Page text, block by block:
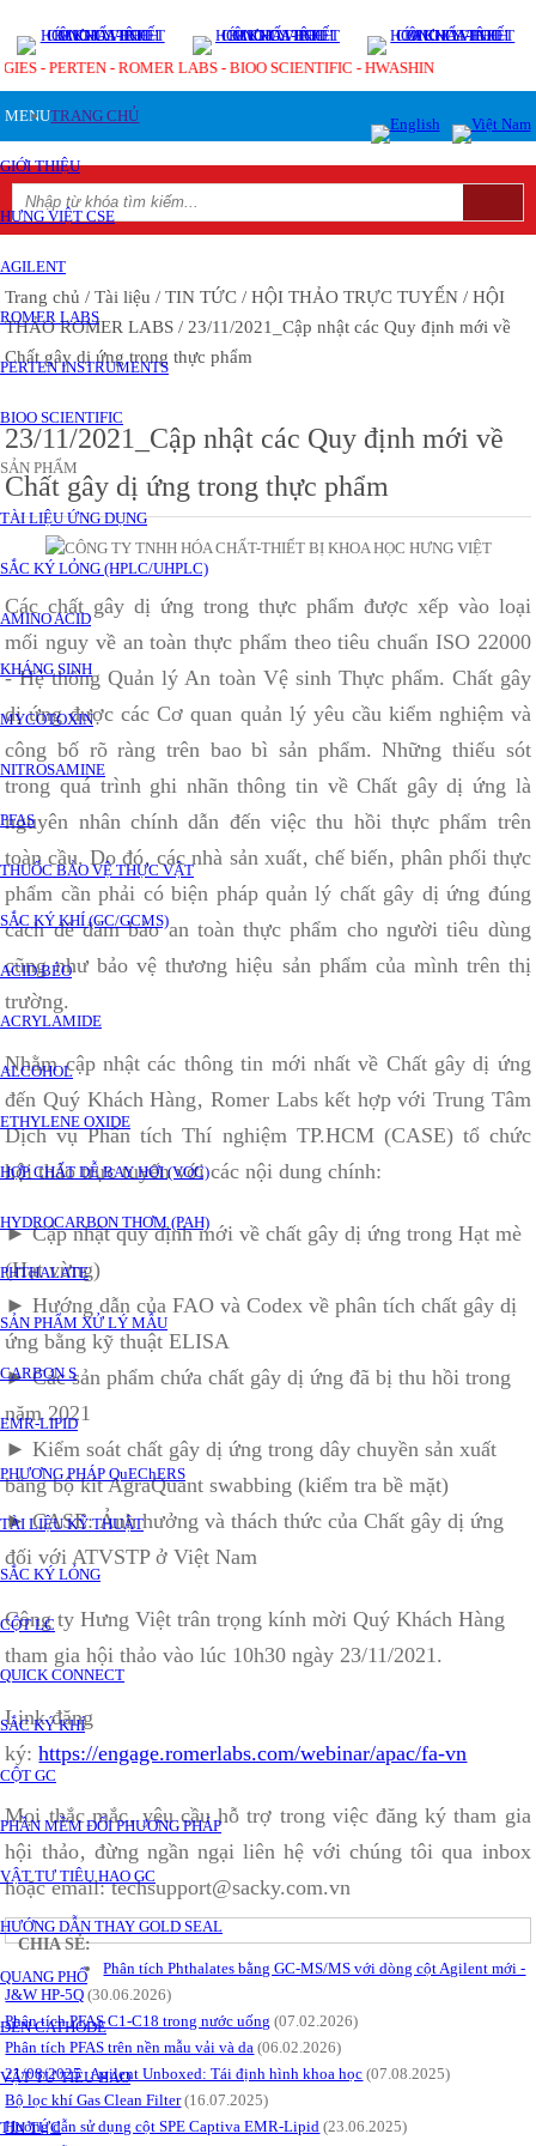
- PERTEN - ROMER LABS - BIOO SCIENTIFIC - HWASHIN
MENUTRANG CHỦ
GIỚI THIỆU
HƯNG VIỆT CSE
AGILENT
ROMER LABS
PERTEN INSTRUMENTS
BIOO SCIENTIFIC
SẢN PHẨM
TÀI LIỆU ỨNG DỤNG
SẮC KÝ LỎNG (HPLC/UHPLC)
AMINO ACID
KHÁNG SINH
MYCOTOXIN
NITROSAMINE
PFAS
THUỐC BẢO VỆ THỰC VẬT
SẮC KÝ KHÍ (GC/GCMS)
ACID BÉO
ACRYLAMIDE
ALCOHOL
ETHYLENE OXIDE
HỢP CHẤT DỄ BAY HƠI (VOC)
HYDROCARBON THƠM (PAH)
PHTHALATE
SẢN PHẨM XỬ LÝ MẪU
CARBON S
EMR-LIPID
PHƯƠNG PHÁP QuEChERS
TÀI LIỆU KỸ THUẬT
SẮC KÝ LỎNG
CỘT LC
QUICK CONNECT
SẮC KÝ KHÍ
CỘT GC
PHẦN MỀM ĐỔI PHƯƠNG PHÁP
VẬT TƯ TIÊU HAO GC
HƯỚNG DẪN THAY GOLD SEAL
QUANG PHỔ
ĐÈN CATHODE
VẬT TƯ TIÊU HAO
TIN TỨC
Trang chủ / Tài liệu / TIN TỨC / HỘI THẢO TRỰC TUYẾN / HỘI
THẢO ROMER LABS / 23/11/2021_Cập nhật các Quy định mới về
Chất gây dị ứng trong thực phẩm
23/11/2021_Cập nhật các Quy định mới về
Chất gây dị ứng trong thực phẩm
Các chất gây dị ứng trong thực phẩm được xếp vào loại
mối nguy về an toàn thực phẩm theo tiêu chuẩn ISO 22000
- Hệ thống Quản lý An toàn Vệ sinh Thực phẩm. Chất gây
dị ứng được các Cơ quan quản lý yêu cầu kiểm nghiệm và
công bố rõ ràng trên bao bì sản phẩm. Những thiếu sót
trong quá trình ghi nhãn thông tin về Chất gây dị ứng là
nguyên nhân chính dẫn đến việc thu hồi thực phẩm trên
toàn cầu. Do đó‚ các nhà sản xuất‚ chế biến‚ phân phối thực
phẩm cần phải có biện pháp quản lý chất gây dị ứng đúng
cách để đảm bảo an toàn thực phẩm cho người tiêu dùng
cũng như bảo vệ thương hiệu sản phẩm của mình trên thị
trường.
Nhằm cập nhật các thông tin mới nhất về Chất gây dị ứng
đến Quý Khách Hàng‚ Romer Labs kết hợp với Trung Tâm
Dịch vụ Phân tích Thí nghiệm TP.HCM (CASE) tổ chức
hội thảo trực tuyến với các nội dung chính:
► Cập nhật quy định mới về chất gây dị ứng trong Hạt mè
(Hạt vừng)
► Hướng dẫn của FAO và Codex về phân tích chất gây dị
ứng bằng kỹ thuật ELISA
► Các sản phẩm chứa chất gây dị ứng đã bị thu hồi trong
năm 2021
► Kiểm soát chất gây dị ứng trong dây chuyền sản xuất
bằng bộ kit AgraQuant swabbing (kiểm tra bề mặt)
► CASE:Ảnh hưởng và thách thức của Chất gây dị ứng
đối với ATVSTP ở Việt Nam
Công ty Hưng Việt trân trọng kính mời Quý Khách Hàng
tham gia hội thảo vào lúc 10h30 ngày 23/11/2021.
Link đăng
ký:https://engage.romerlabs.com/webinar/apac/fa-vn
Mọi thắc mắc‚ yêu cầu hỗ trợ trong việc đăng ký tham gia
hội thảo‚ đừng ngần ngại liên hệ với chúng tôi qua inbox
hoặc email: techsupport@sacky.com.vn
CHIA SẺ:
Phân tích Phthalates bằng GC-MS/MS với dòng cột Agilent mới -
J&W HP-5Q (30.06.2026)
Phân tích PFAS C1-C18 trong nước uống (07.02.2026)
Phân tích PFAS trên nền mẫu vải và da (06.02.2026)
21/08/2025_Agilent Unboxed: Tái định hình khoa học (07.08.2025)
Bộ lọc khí Gas Clean Filter(16.07.2025)
Hướng dẫn sử dụng cột SPE Captiva EMR-Lipid (23.06.2025)